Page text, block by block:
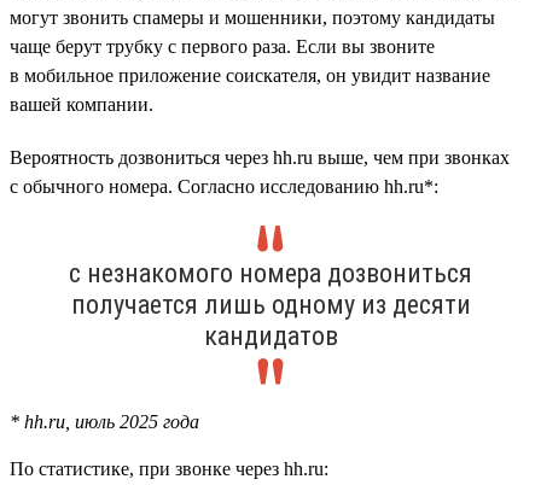
могут звонить спамеры и мошенники, поэтому кандидаты
чаще берут трубку с первого раза. Если вы звоните
в мобильное приложение соискателя, он увидит название
вашей компании.
Вероятность дозвониться через hh.ru выше, чем при звонках
с обычного номера. Согласно исследованию hh.ru*:
с незнакомого номера дозвониться
получается лишь одному из десяти
кандидатов
* hh.ru, июль 2025 года
По статистике, при звонке через hh.ru: